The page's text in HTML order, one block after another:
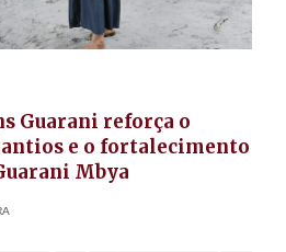
Guarani reforça o
e o fortalecimento
Mbya